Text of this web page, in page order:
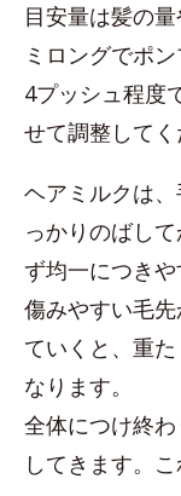
目安量は髪の
ミロングでポ
4プッシュ程度
せて調整してく
ヘアミルクは
っかりのばし
ず均一につきや
傷みやすい毛
ていくと、重
なります。
全体につけ終
してきます。